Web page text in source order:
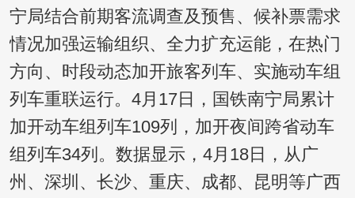
宁局结合前期客流调查及预售、候补票需求
情况加强运输组织、全力扩充运能，在热门
方向、时段动态加开旅客列车、实施动车组
列车重联运行。4月17日，国铁南宁局累计
加开动车组列车109列，加开夜间跨省动车
组列车34列。数据显示，4月18日，从广
州、深圳、长沙、重庆、成都、昆明等广西